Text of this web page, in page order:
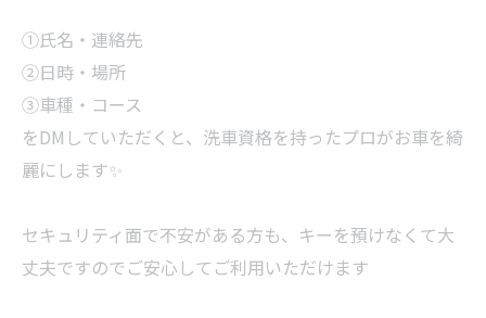
①氏名・連絡先
②日時・場所
③車種・コース
をDMしていただくと、洗車資格を持ったプロがお車を綺
麗にします✨
セキュリティ面で不安がある方も、キーを預けなくて大
丈夫ですのでご安心してご利用いただけます